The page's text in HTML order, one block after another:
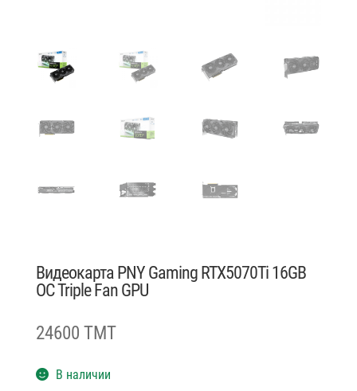
Видеокарта PNY Gaming RTX5070Ti 16GB
OC Triple Fan GPU
24600 TMT
В наличии